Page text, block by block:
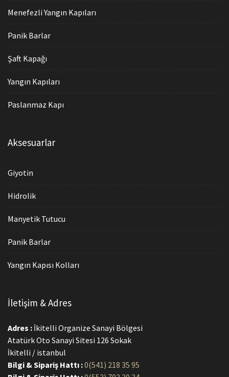
Menefezli Yangın Kapıları
Panik Barlar
Şaft Kapağı
Yangın Kapıları
Paslanmaz Kapı
Aksesuarlar
Giyotin
Hidrolik
Manyetik Tutucu
Panik Barlar
Yangın Kapısı Kolları
İletişim & Adres
Adres : İkitelli Organize Sanayi Bölgesi
Atatürk Oto Sanayi Sitesi 126 Sokak
İkitelli / istanbul
Bilgi & Sipariş Hattı :0(541) 218 35 95